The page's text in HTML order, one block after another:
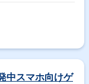
中スマホ向けゲ